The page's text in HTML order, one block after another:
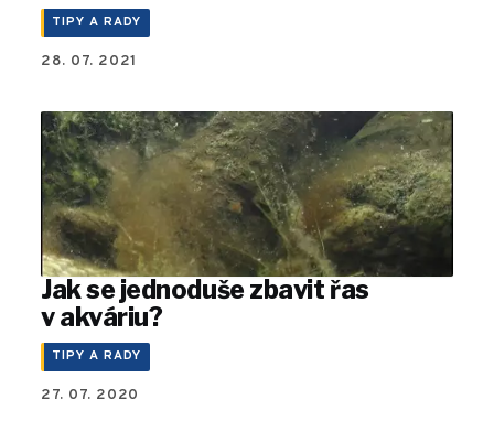
TIPY A RADY
28. 07. 2021
Jak se jednoduše zbavit řas
v akváriu?
TIPY A RADY
27. 07. 2020